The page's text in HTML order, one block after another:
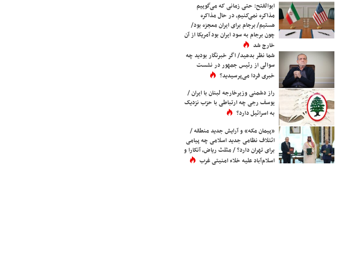
ابوالفتح: حتی زمانی که می‌گوییم
مذاکره نمی‌کنیم، در حال مذاکره
هستیم/ برجام برای ایران معجزه بود/
چون برجام به سود ایران بود آمریکا از آن
خارج شد
شما نظر بدهید/ اگر خبرنگار بودید چه
سوالی از رئیس جمهور در نشست
خبری فردا می‌پرسیدید؟
راز دشمنی وزیرخارجه لبنان با ایران /
یوسف رجی چه ارتباطی با حزب نزدیک
به اسرائیل دارد؟
«پیمان مکه» و آرایش جدید منطقه /
ائتلاف نظامی جدید اسلامی چه پیامی
برای تهران دارد؟ / مثلث ریاض، آنکارا و
اسلام‌آباد علیه خلاء امنیتی غرب